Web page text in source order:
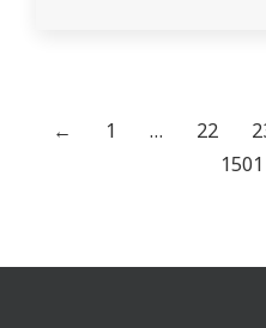
алдын алу
түсіндірілді.
← 1 … 22
1501